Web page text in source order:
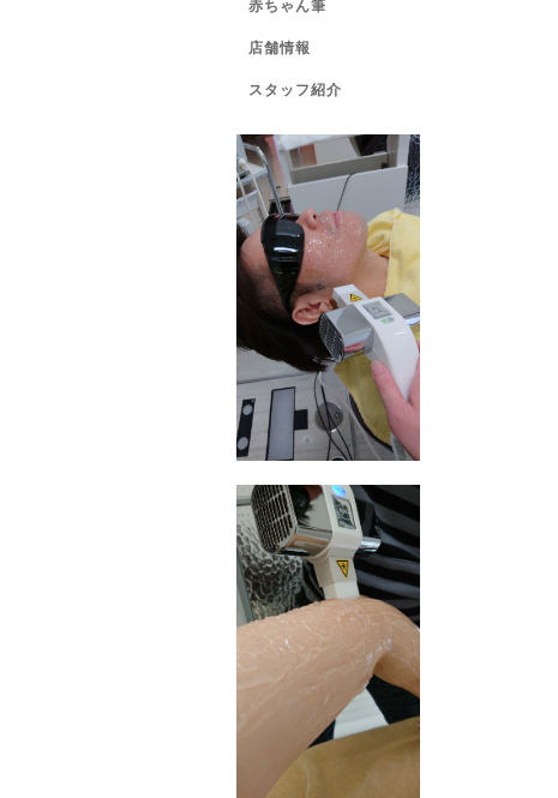
赤ちゃん筆
店舗情報
スタッフ紹介